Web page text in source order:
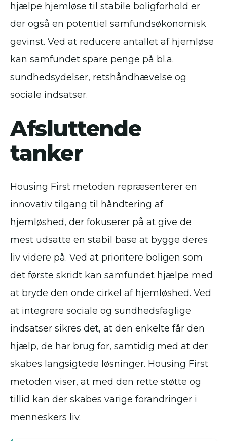
hjælpe hjemløse til stabile boligforhold er
der også en potentiel samfundsøkonomisk
gevinst. Ved at reducere antallet af hjemløse
kan samfundet spare penge på bl.a.
sundhedsydelser, retshåndhævelse og
sociale indsatser.
Afsluttende
tanker
Housing First metoden repræsenterer en
innovativ tilgang til håndtering af
hjemløshed, der fokuserer på at give de
mest udsatte en stabil base at bygge deres
liv videre på. Ved at prioritere boligen som
det første skridt kan samfundet hjælpe med
at bryde den onde cirkel af hjemløshed. Ved
at integrere sociale og sundhedsfaglige
indsatser sikres det, at den enkelte får den
hjælp, de har brug for, samtidig med at der
skabes langsigtede løsninger. Housing First
metoden viser, at med den rette støtte og
tillid kan der skabes varige forandringer i
menneskers liv.